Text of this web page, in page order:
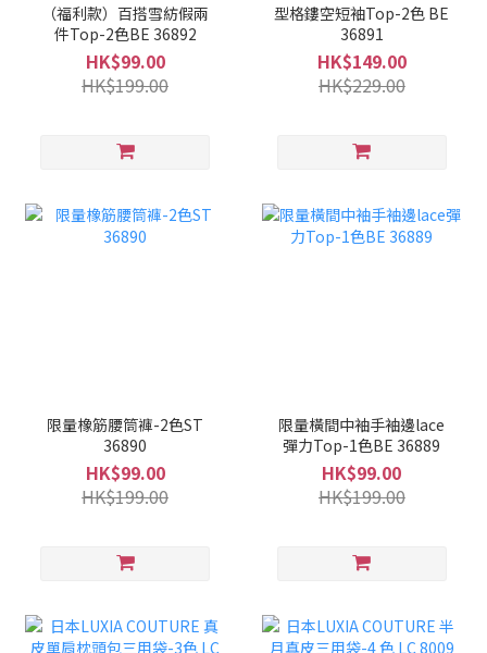
（福利款）百搭雪紡假兩
件Top-2色BE 36892
HK$99.00
HK$199.00
型格鏤空短袖Top-2色 BE
36891
HK$149.00
HK$229.00
限量橡筋腰筒褲-2色ST
36890
HK$99.00
HK$199.00
限量橫間中袖手袖邊lace
彈力Top-1色BE 36889
HK$99.00
HK$199.00